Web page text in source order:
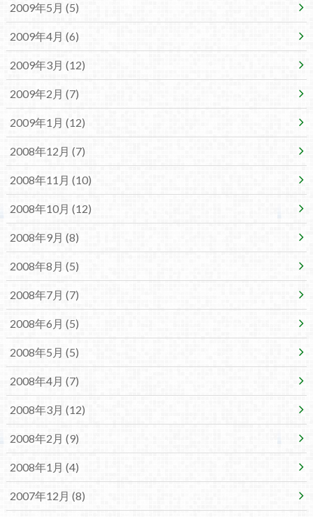
2009年5月 (5)
2009年4月 (6)
2009年3月 (12)
2009年2月 (7)
2009年1月 (12)
2008年12月 (7)
2008年11月 (10)
2008年10月 (12)
2008年9月 (8)
2008年8月 (5)
2008年7月 (7)
2008年6月 (5)
2008年5月 (5)
2008年4月 (7)
2008年3月 (12)
2008年2月 (9)
2008年1月 (4)
2007年12月 (8)